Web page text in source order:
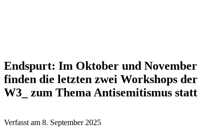
Endspurt: Im Oktober und November
finden die letzten zwei Workshops der
W3_ zum Thema Antisemitismus statt
Verfasst am 8. September 2025